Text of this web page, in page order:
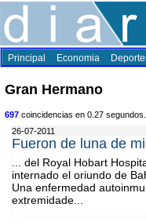
Principal Economia
Gran Hermano
697 coincidencias en 0.27 segundos.
26-07-2011
Fueron de luna de
... del Royal Hobart
internado el oriundo de
Una enfermedad
extremidade...